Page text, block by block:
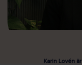
Karin Lovén